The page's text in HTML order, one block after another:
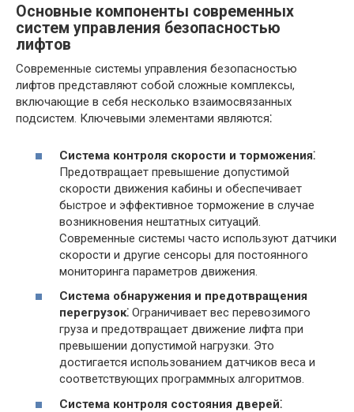
Основные компоненты современных
систем управления безопасностью
лифтов
Современные системы управления безопасностью
лифтов представляют собой сложные комплексы,
включающие в себя несколько взаимосвязанных
подсистем. Ключевыми элементами являются⁚
Система контроля скорости и торможения⁚
Предотвращает превышение допустимой
скорости движения кабины и обеспечивает
быстрое и эффективное торможение в случае
возникновения нештатных ситуаций.
Современные системы часто используют датчики
скорости и другие сенсоры для постоянного
мониторинга параметров движения.
Система обнаружения и предотвращения
перегрузок⁚ Ограничивает вес перевозимого
груза и предотвращает движение лифта при
превышении допустимой нагрузки. Это
достигается использованием датчиков веса и
соответствующих программных алгоритмов.
Система контроля состояния дверей⁚